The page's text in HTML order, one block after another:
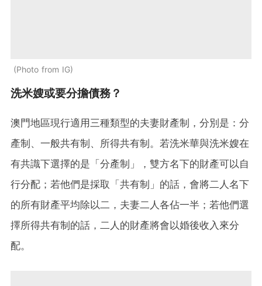
Photo from IG
洗米嫂或要分擔債務？
澳門地區現行適用三種類型的夫妻財產制，分別是：分
產制、一般共有制、所得共有制。若洗米華與洗米嫂在
有共識下選擇的是「分產制」，雙方名下的財產可以自
行分配；若他們是採取「共有制」的話，會將二人名下
的所有財產平均除以二，夫妻二人各佔一半；若他們選
擇所得共有制的話，二人的財產將會以婚後收入來分
配。